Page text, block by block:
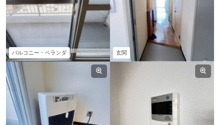
バルコニー・ベランダ 玄関